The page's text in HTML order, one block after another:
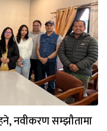
नवीकरण सम्झौतामा